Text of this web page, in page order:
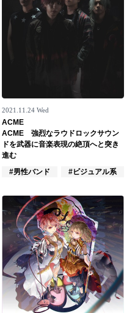
#女性バンド
2021.11.24 Wed
ACME
ACME 強烈なラウドロックサウン
ドを武器に音楽表現の絶頂へと突き
進む
#男性バンド
#ビジュアル系